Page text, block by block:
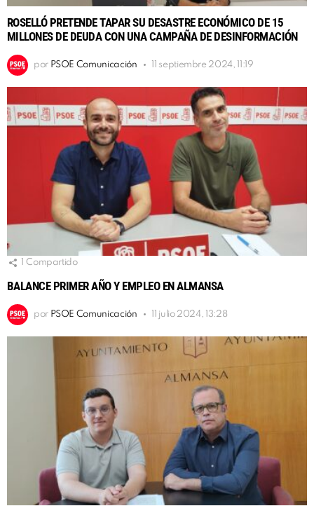
ROSELLÓ PRETENDE TAPAR SU DESASTRE ECONÓMICO DE 15
MILLONES DE DEUDA CON UNA CAMPAÑA DE DESINFORMACIÓN
por PSOE Comunicación 11 septiembre 2024, 11:19
Compartido
BALANCE PRIMER AÑO Y EMPLEO EN ALMANSA
por PSOE Comunicación 11 julio 2024, 13:28